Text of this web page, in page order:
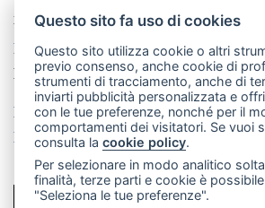
mail: redazione@leccoonline.com
La redazione
MerateOnline
Made by VIP
Privacy policy
Cookie policy
Rivedi le tue scelte sui cookie
SCRIVICI
Questo sito fa uso di cookies
Questo sito utilizza cookie o altri
previo consenso, anche cookie di
strumenti di tracciamento, anche di
inviarti pubblicità personalizzata e
con le tue preferenze, nonché per il
comportamenti dei visitatori. Se vuoi
consulta lacookie policy.
Per selezionare in modo analitico
finalità, terze parti e cookie è
"Seleziona le tue preferenze".